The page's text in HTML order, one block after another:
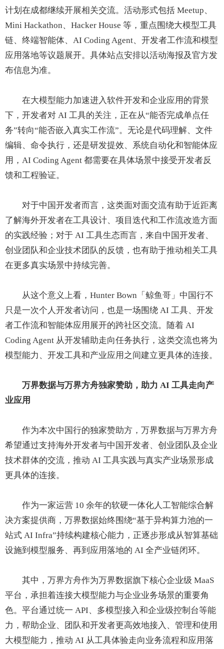
计划在成都继续开展相关交流。活动形式包括 Meetup、
Mini Hackathon、Hacker House 等，重点围绕大模型工具
链、终端智能体、AI Coding Agent、开发者工作流和模型
应用落地等议题展开。具体站点安排以活动海报及官方发
布信息为准。
在大模型能力加速进入软件开发和企业应用的背景
下，开发者对 AI 工具的关注，正在从“能否完成单点任
务”转向“能否嵌入真实工作流”。无论是代码理解、文件
编辑、命令执行，还是研发提效、系统自动化和智能体应
用，AI Coding Agent 都需要在具体场景中接受开发者反
馈和工程验证。
对于中国开发者而言，这类面对面交流有助于近距离
了解海外开发者在工具设计、项目迭代和工作流改造方面
的实践经验；对于 AI 工具生态而言，来自中国开发者、
创业团队和企业技术团队的反馈，也有助于推动相关工具
在更多真实场景中持续完善。
从这个意义上看，Hunter Bown「鲸鱼哥」中国行不
只是一次个人开发者访问，也是一场围绕 AI 工具、开发
者工作流和智能体应用展开的跨社区交流。随着 AI
Coding Agent 从开发辅助走向任务执行，这类交流也将为
模型能力、开发工具和产业应用之间建立更具体的连接。
万界数据与万界方舟独家赞助，助力 AI 工具走向产
业应用
作为本次中国行的独家赞助方，万界数据与万界方舟
希望通过支持海外开发者与中国开发者、创业团队及企业
技术群体的交流，推动 AI 工具实践与真实产业场景形成
更具体的连接。
作为一家运营 10 余年的软硬一体化人工智能综合解
决方案提供商，万界数据始终围绕“基于异构算力池的一
站式 AI Infra”持续构建核心能力，正逐步形成从智算基础
设施到模型服务、再到应用落地的 AI 全产业链闭环。
其中，万界方舟作为万界数据旗下核心企业级 MaaS
平台，承担着连接大模型能力与企业业务场景的重要角
色。平台通过统一 API、多模型接入和企业级控制台等能
力，帮助企业、团队和开发者更高效地接入、管理和使用
大模型能力，推动 AI 从工具体验走向业务流程和应用落